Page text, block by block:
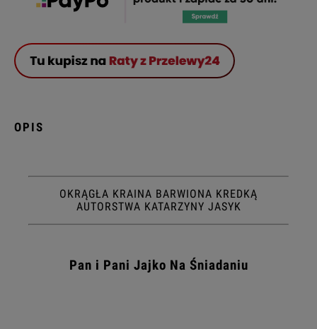
OPIS
OKRĄGŁA KRAINA BARWIONA KREDKĄ
AUTORSTWA KATARZYNY JASYK
Pan i Pani Jajko Na Śniadaniu